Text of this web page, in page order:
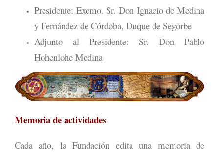
Presidente: Excmo. Sr. Don Ignacio de Medina
y Fernández de Córdoba, Duque de Segorbe
Adjunto al Presidente: Sr. Don Pablo
Hohenlohe Medina
Memoria de actividades
Cada año, la Fundación edita una memoria de